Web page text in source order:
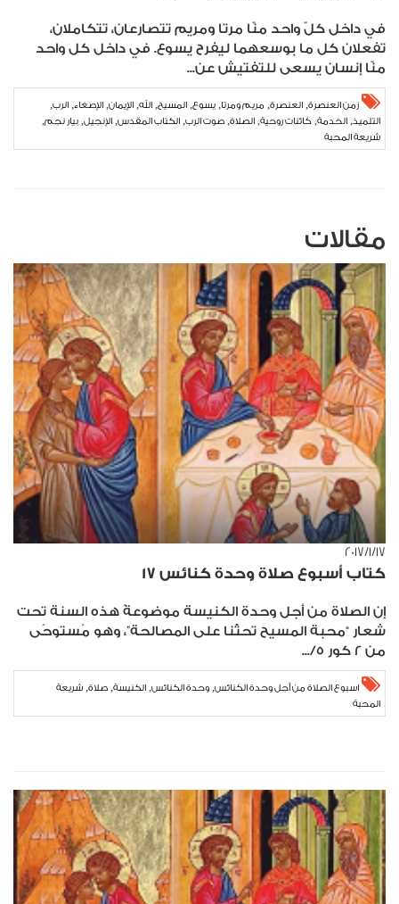
في داخل كلّ واحد منّا مرتا ومريم تتصارعان، تتكاملان،
تفعلان كل ما بوسعهما ليفرح يسوع. في داخل كل واحد
منّا إنسان يسعى للتفتيش عن...
زمن العنصرة, العنصرة, مريم ومرتا, يسوع, المسيح, الله, الإيمان, الإصغاء, الرب,
التلميذ, الخدمة, كائنات روحية, الصلاة, صوت الرب, الكتاب المقدس, الإنجيل, بيار نجم,
شريعة المحبة
مقالات
١٧‏/١‏/٢٠١٧
كتاب أسبوع صلاة وحدة كنائس 17
إن الصلاة من أجل وحدة الكنيسة موضوعةٌ هذه السنة تحت
شعار “محبة المسيح تحثّنا على المصالحة”، وهو مُستوحًى
من 2 كور 5/...
اسبوع الصلاة من أجل وحدة الكنائس وحدة الكنائس الكنيسة صلاة شريعة
المحبة